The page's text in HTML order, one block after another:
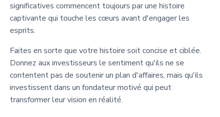
significatives commencent toujours par une histoire
captivante qui touche les cœurs avant d'engager les
esprits.
Faites en sorte que votre histoire soit concise et ciblée.
Donnez aux investisseurs le sentiment qu'ils ne se
contentent pas de soutenir un plan d'affaires, mais qu'ils
investissent dans un fondateur motivé qui peut
transformer leur vision en réalité.